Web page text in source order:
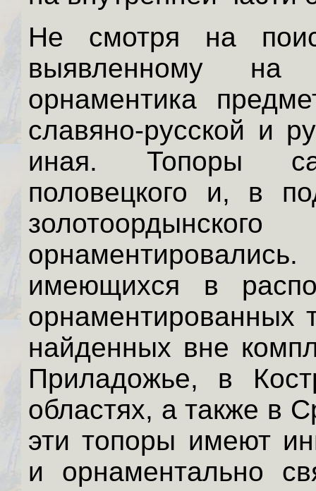
Не смотря на
выявленному на
орнаментика
славяно-русской и
иная. Топоры
половецкого и, в
имеющихся в
орнаментированных
найденных вне
Приладожье, в
областях, а также в
эти топоры имеют
и орнаментально